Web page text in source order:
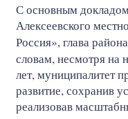
С основным
Алексеевского
Россия», глава
словам, несмотря на
лет, муниципалитет
развитие, сохранив
реализовав